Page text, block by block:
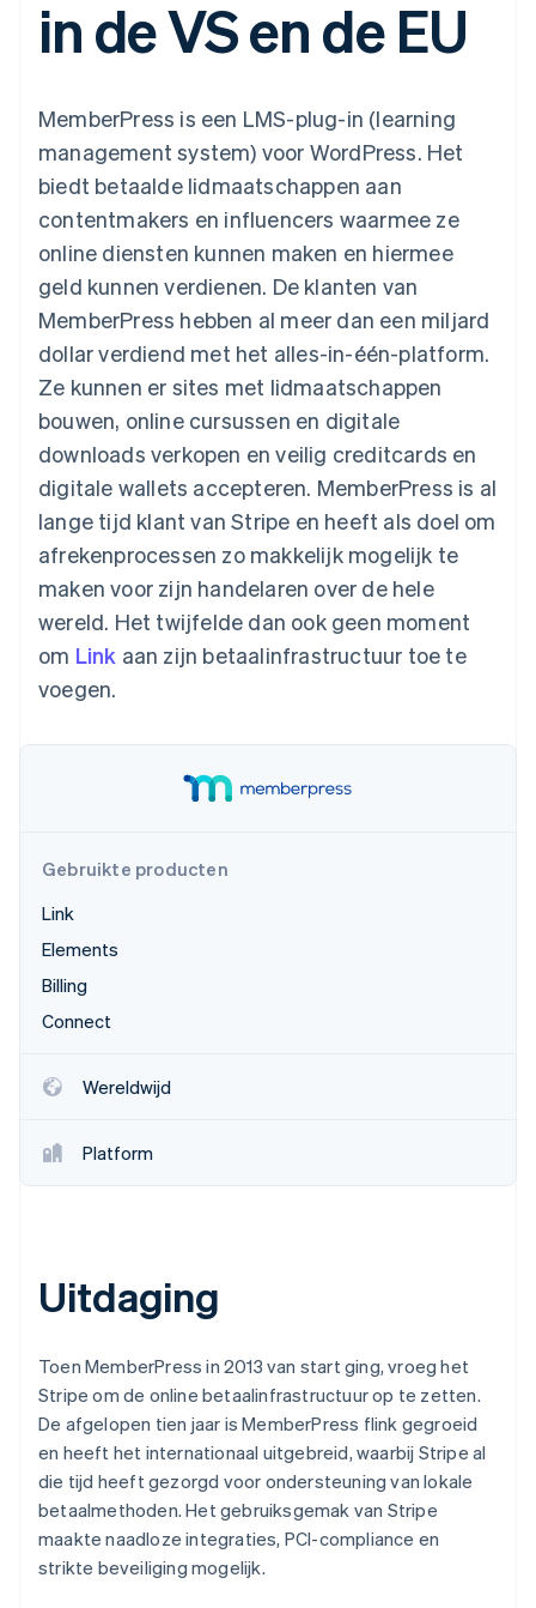
dan 125
Terminal
Boost
acceptatie
Link
Financial
Connections
rekeningen
Gegevenssynchronisatie
Meer
Product roadmap
Radar
Fraudepreventie
Atlas
Oprichting van een start-up
Climate
CO₂-verwijdering
Identity
Online identiteitsverificatie
Nu bekijken
Marktplaatsen
Geldbeheer
Platforms
Per branche
AI-bedrijven
Creator economy
Horeca, reizen en vrije
tijd
Media en entertainment
Non-profitorganisaties
Professionele
dienstverlening
Publieke sector
Detailhandel
Ecosysteem
Partners
Stripe App Marketplace
Facturatie naar gebruik
bieden
worden gedekt
Diensten voorzien en
beheren met agents
Bronnen
App-integraties
Developerblog
API-status
Bedrijf
Productroadmap
Vacatures
Stripe Newsroom
Stripe Press
Contact
Neem contact op
Partner worden
in de VS en de EU
MemberPress is een LMS-plug-in (learning
management system) voor WordPress. Het
biedt betaalde lidmaatschappen aan
contentmakers en influencers waarmee ze
online diensten kunnen maken en hiermee
geld kunnen verdienen. De klanten van
MemberPress hebben al meer dan een miljard
dollar verdiend met het alles-in-één-platform.
Ze kunnen er sites met lidmaatschappen
bouwen, online cursussen en digitale
downloads verkopen en veilig creditcards en
digitale wallets accepteren. MemberPress is al
lange tijd klant van Stripe en heeft als doel om
afrekenprocessen zo makkelijk mogelijk te
maken voor zijn handelaren over de hele
wereld. Het twijfelde dan ook geen moment
om Link aan zijn betaalinfrastructuur toe te
voegen.
Gebruikte producten
Link
Elements
Billing
Connect
Wereldwijd
Platform
Uitdaging
Toen MemberPress in 2013 van start ging, vroeg het
Stripe om de online betaalinfrastructuur op te zetten.
De afgelopen tien jaar is MemberPress flink gegroeid
en heeft het internationaal uitgebreid, waarbij Stripe al
die tijd heeft gezorgd voor ondersteuning van lokale
betaalmethoden. Het gebruiksgemak van Stripe
maakte naadloze integraties, PCI-compliance en
strikte beveiliging mogelijk.